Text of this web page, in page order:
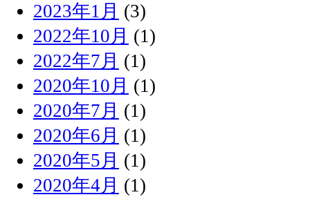
2023年1月 (3)
2022年10月 (1)
2022年7月 (1)
2020年10月 (1)
2020年7月 (1)
2020年6月 (1)
2020年5月 (1)
2020年4月 (1)